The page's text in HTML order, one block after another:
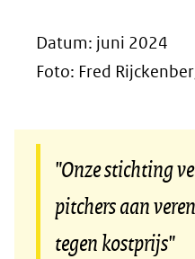
Datum: juni 2024
Foto: Fred
"Onze stichting
pitchers aan
tegen kostprijs"